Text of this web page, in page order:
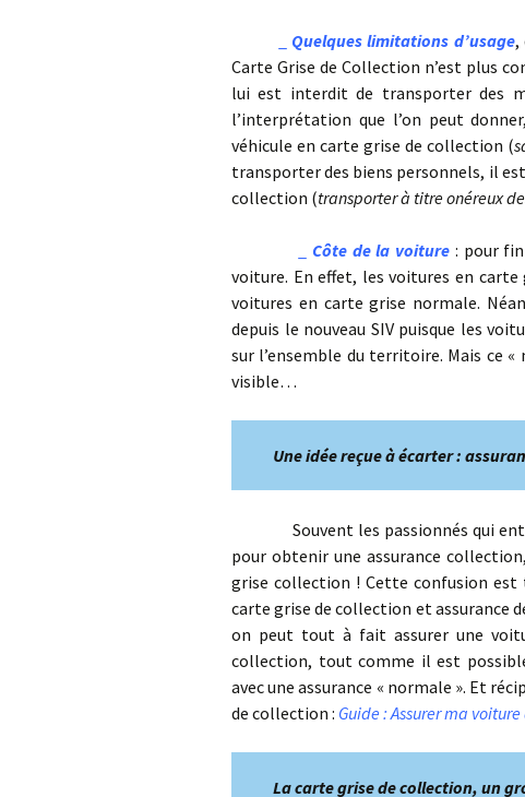
Quelques limitations d’usage,
Carte Grise de Collection n’est plus
lui est interdit de transporter des
l’interprétation que l’on peut
véhicule en carte grise de collection (
transporter des biens personnels, il
collection (transporter à titre onéreux
Côte de la voiture : pour
voiture. En effet, les voitures en
voitures en carte grise normale.
depuis le nouveau SIV puisque les
sur l’ensemble du territoire. Mais ce
visible…
Une idée reçue à écarter :
Souvent les passionnés qui
pour obtenir une assurance
grise collection ! Cette confusion
carte grise de collection et assurance
on peut tout à fait assurer une
collection, tout comme il est
avec une assurance « normale ». Et
de collection : Guide : Assurer ma
La carte grise de collection, un